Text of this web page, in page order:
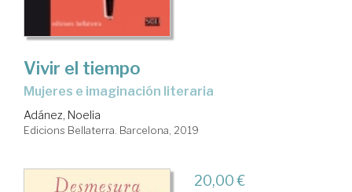
Vivir el tiempo
mujeres e imaginación literaria
Adánez, Noelia
Edicions Bellaterra. Barcelona, 2019
20,00 €